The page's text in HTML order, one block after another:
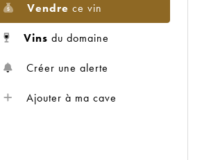
Vendre ce vin
Vins du domaine
Créer une alerte
Ajouter à ma cave